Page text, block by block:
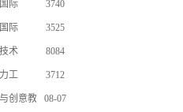
际 3740
际 3525
术 8084
工 3712
创意教 08-07
08-07
08-07
08-06
料…
08-06
料…